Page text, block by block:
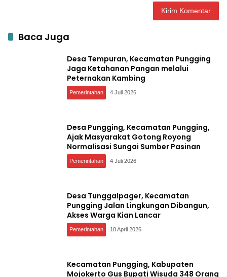
Baca Juga
Desa Tempuran, Kecamatan Pungging
Jaga Ketahanan Pangan melalui
Peternakan Kambing
Pemerintahan 4 Juli 2026
Desa Pungging, Kecamatan Pungging,
Ajak Masyarakat Gotong Royong
Normalisasi Sungai Sumber Pasinan
Pemerintahan 4 Juli 2026
Desa Tunggalpager, Kecamatan
Pungging Jalan Lingkungan Dibangun,
Akses Warga Kian Lancar
Pemerintahan 18 April 2026
Kecamatan Pungging, Kabupaten
Mojokerto Gus Bupati Wisuda 348 Orang